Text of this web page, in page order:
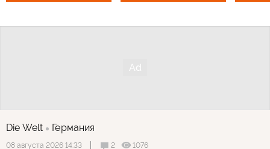
Die Welt Германия
08 августа 2026 14:33 2
1076